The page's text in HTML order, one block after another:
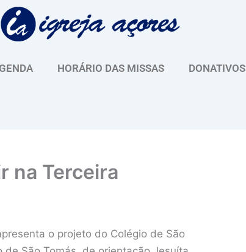
HORÁRIO DAS MISSAS DONATIVOS
na Terceira
o projeto do Colégio de São